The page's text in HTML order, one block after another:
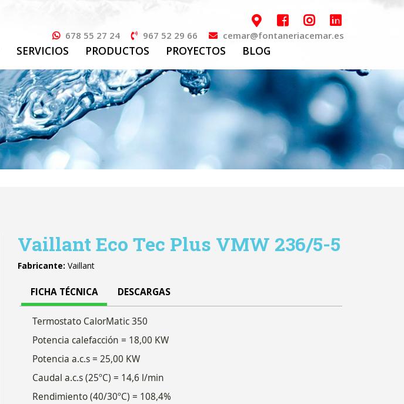
678 55 27 24 967 52 29 66 cemar@fontaneriacemar.es
SERVICIOS PRODUCTOS PROYECTOS
BLOG
Vaillant Eco Tec Plus VMW 236/5-5
Fabricante: Vaillant
FICHA TÉCNICA DESCARGAS
Termostato CalorMatic 350
Potencia calefacción = 18,00 KW
Potencia a.c.s = 25,00 KW
Caudal a.c.s (25ºC) = 14,6 l/min
Rendimiento (40/30ºC) = 108,4%